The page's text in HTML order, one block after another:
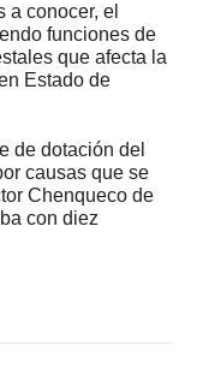
a conocer, el
funciones de
que afecta la
Estado de
de dotación del
causas que se
Chenqueco de
con diez